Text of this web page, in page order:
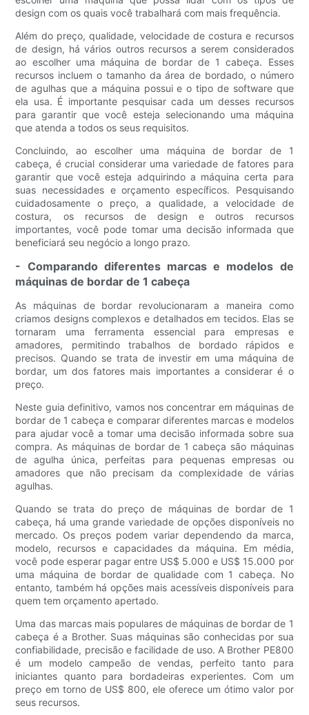
design com os quais você trabalhará com mais frequência.
Além do preço, qualidade, velocidade de costura e recursos
de design, há vários outros recursos a serem considerados
ao escolher uma máquina de bordar de 1 cabeça. Esses
recursos incluem o tamanho da área de bordado, o número
de agulhas que a máquina possui e o tipo de software que
ela usa. É importante pesquisar cada um desses recursos
para garantir que você esteja selecionando uma máquina
que atenda a todos os seus requisitos.
Concluindo, ao escolher uma máquina de bordar de 1
cabeça, é crucial considerar uma variedade de fatores para
garantir que você esteja adquirindo a máquina certa para
suas necessidades e orçamento específicos. Pesquisando
cuidadosamente o preço, a qualidade, a velocidade de
costura, os recursos de design e outros recursos
importantes, você pode tomar uma decisão informada que
beneficiará seu negócio a longo prazo.
- Comparando diferentes marcas e modelos de
máquinas de bordar de 1 cabeça
As máquinas de bordar revolucionaram a maneira como
criamos designs complexos e detalhados em tecidos. Elas se
tornaram uma ferramenta essencial para empresas e
amadores, permitindo trabalhos de bordado rápidos e
precisos. Quando se trata de investir em uma máquina de
bordar, um dos fatores mais importantes a considerar é o
preço.
Neste guia definitivo, vamos nos concentrar em máquinas de
bordar de 1 cabeça e comparar diferentes marcas e modelos
para ajudar você a tomar uma decisão informada sobre sua
compra. As máquinas de bordar de 1 cabeça são máquinas
de agulha única, perfeitas para pequenas empresas ou
amadores que não precisam da complexidade de várias
agulhas.
Quando se trata do preço de máquinas de bordar de 1
cabeça, há uma grande variedade de opções disponíveis no
mercado. Os preços podem variar dependendo da marca,
modelo, recursos e capacidades da máquina. Em média,
você pode esperar pagar entre US$ 5.000 e US$ 15.000 por
uma máquina de bordar de qualidade com 1 cabeça. No
entanto, também há opções mais acessíveis disponíveis para
quem tem orçamento apertado.
Uma das marcas mais populares de máquinas de bordar de 1
cabeça é a Brother. Suas máquinas são conhecidas por sua
confiabilidade, precisão e facilidade de uso. A Brother PE800
é um modelo campeão de vendas, perfeito tanto para
iniciantes quanto para bordadeiras experientes. Com um
preço em torno de US$ 800, ele oferece um ótimo valor por
seus recursos.